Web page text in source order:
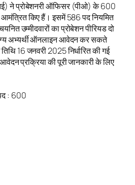
ने प्रोबेशनरी ऑफिसर (पीओ) के 600
आमंत्रित किए हैं। इसमें 586 पद नियमित
उम्मीदवारों का प्रोबेशन पीरियड दो
अभ्यर्थी ऑनलाइन आवेदन कर सकते
16 जनवरी 2025 निर्धारित की गई
प्रक्रिया की पूरी जानकारी के लिए
: 600